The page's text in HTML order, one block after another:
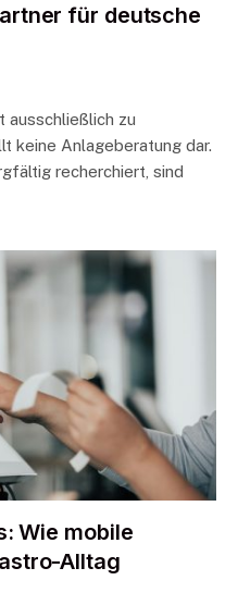
für deutsche
zu
keine Anlageberatung dar.
recherchiert, sind
Wie mobile
Alltag